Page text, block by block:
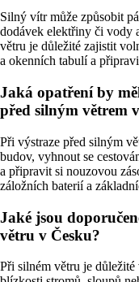
Silný vítr může způsobit
dodávek elektřiny či vody
větru je důležité zajistit
a okenních tabulí a
Jaká opatření by
před silným větrem
Při výstraze před silným
budov, vyhnout se
a připravit si nouzovou
záložních baterií a
Jaké jsou
větru v Česku?
Při silném větru je